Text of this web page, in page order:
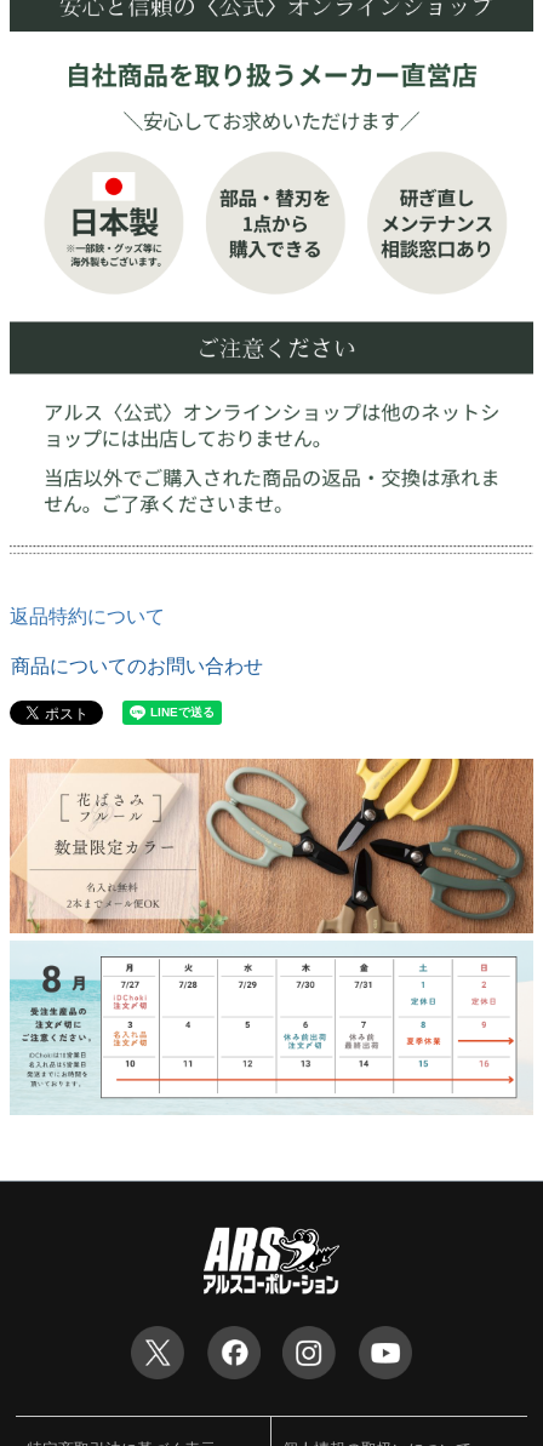
返品特約について
商品についてのお問い合わせ